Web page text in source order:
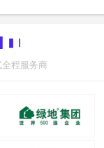
程服务商